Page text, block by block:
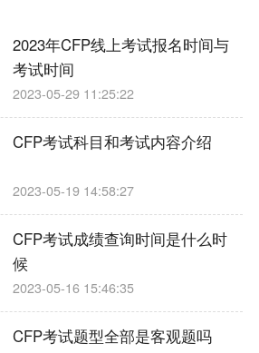
2023年CFP线上考试报名时间与
考试时间
2023-05-29 11:25:22
CFP考试科目和考试内容介绍
2023-05-19 14:58:27
CFP考试成绩查询时间是什么时
候
2023-05-16 15:46:35
CFP考试题型全部是客观题吗